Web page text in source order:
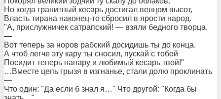
Но когда гранитный кесарь достигал венцом высот,
Власть тирана наконец-то сбросил в ярости народ.
"А, прислужничек сатрапский! — взяли бедного творца.
—
Вот теперь за норов рабский досидишь ты до конца.
А чтоб легче эту кару ты сносил, пускай с тобой
Посидит теперь напару и любимый кесарь твой!"
…Вместе цепь грызя в изгнанье, стали долю проклинать
—
Что один: "Да если б знал я…" Что другой: "Когда бы